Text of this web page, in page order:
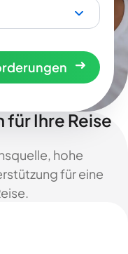
Ihre Reise
hohe
für eine